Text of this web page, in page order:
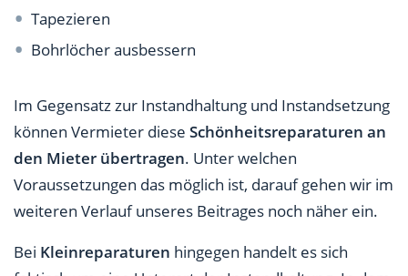
Tapezieren
Bohrlöcher ausbessern
Im Gegensatz zur Instandhaltung und Instandsetzung
können Vermieter diese Schönheitsreparaturen an
den Mieter übertragen. Unter welchen
Voraussetzungen das möglich ist, darauf gehen wir im
weiteren Verlauf unseres Beitrages noch näher ein.
Bei Kleinreparaturen hingegen handelt es sich